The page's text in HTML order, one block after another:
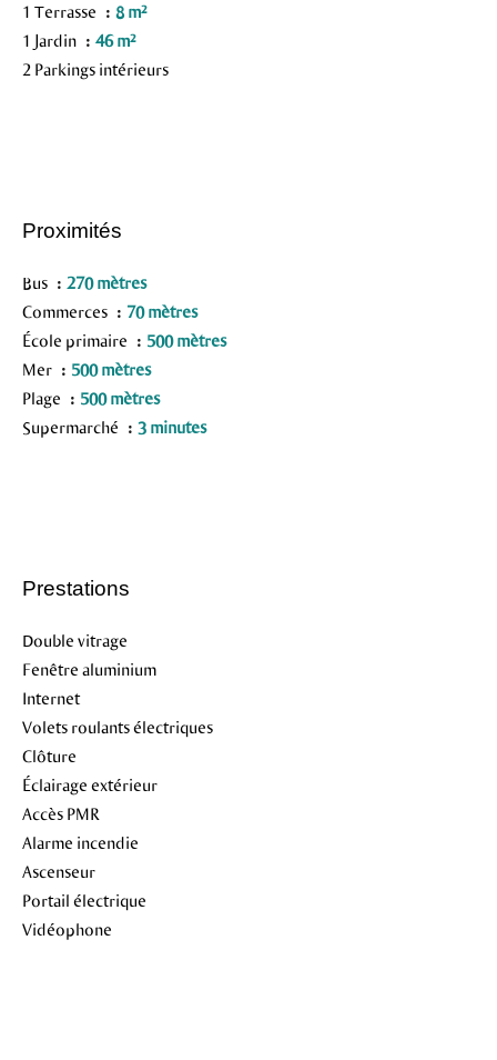
1 Terrasse
8 m²
1 Jardin
46 m²
2 Parkings intérieurs
Proximités
Bus
270 mètres
Commerces
70 mètres
École primaire
500 mètres
Mer
500 mètres
Plage
500 mètres
Supermarché
3 minutes
Prestations
Double vitrage
Fenêtre aluminium
Internet
Volets roulants électriques
Clôture
Éclairage extérieur
Accès PMR
Alarme incendie
Ascenseur
Portail électrique
Vidéophone